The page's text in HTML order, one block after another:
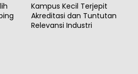
Kampus Kecil Terjepit
Akreditasi dan Tuntutan
Relevansi Industri